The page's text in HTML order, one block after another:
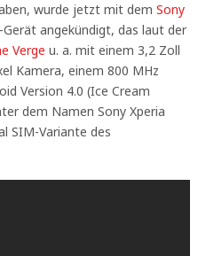
wurde jetzt mit dem Sony
angekündigt, das laut der
Verge u. a. mit einem 3,2 Zoll
Kamera, einem 800 MHz
Version 4.0 (Ice Cream
dem Namen Sony Xperia
SIM-Variante des